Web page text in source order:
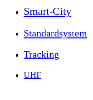
Smart-City
Standardsystem
Tracking
UHF